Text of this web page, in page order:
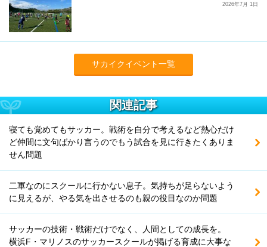
2026年7月 1日
サカイクイベント一覧
関連記事
寝ても覚めてもサッカー。戦術を自分で考えるなど熱心だけ
ど仲間に文句ばかり言うのでもう試合を見に行きたくありま
せん問題
二軍なのにスクールに行かない息子。気持ちが足らないよう
に見えるが、やる気を出させるのも親の役目なのか問題
サッカーの技術・戦術だけでなく、人間としての成長を。
横浜F・マリノスのサッカースクールが掲げる育成に大事な